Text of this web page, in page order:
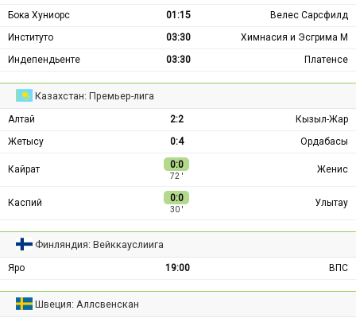
Бока Хуниорс
01:15
Велес Сарсфилд
Институто
03:30
Химнасия и Эсгрима М
Индепендьенте
03:30 Платенсе
Казахстан: Премьер-лига
Алтай 2:2
Кызыл-Жар
Жетысу
0:4 Ордабасы
Кайрат 0:0
72 ′
Женис
Каспий 0:0
30 ′
Улытау
Финляндия: Вейккауслиига
Яро 19:00 ВПС
Швеция: Аллсвенскан